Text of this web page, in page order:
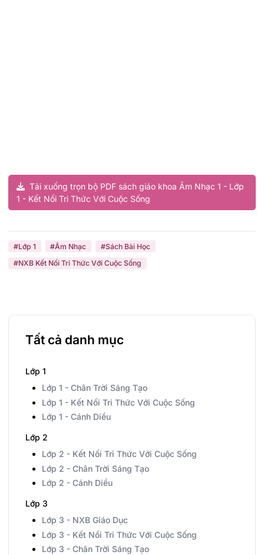
Tải xuống trọn bộ PDF sách giáo khoa Âm Nhạc 1 - Lớp
1 - Kết Nối Tri Thức Với Cuộc Sống
#Lớp 1 #Âm Nhạc
#Sách Bài Học
#NXB Kết Nối Tri Thức Với Cuộc Sống
Tất cả danh mục
Lớp 1
Lớp 1 - Chân Trời Sáng Tạo
Lớp 1 - Kết Nối Tri Thức Với Cuộc Sống
Lớp 1 - Cánh Diều
Lớp 2
Lớp 2 - Kết Nối Tri Thức Với Cuộc Sống
Lớp 2 - Chân Trời Sáng Tạo
Lớp 2 - Cánh Diều
Lớp 3
Lớp 3 - NXB Giáo Dục
Lớp 3 - Kết Nối Tri Thức Với Cuộc Sống
Lớp 3 - Chân Trời Sáng Tạo